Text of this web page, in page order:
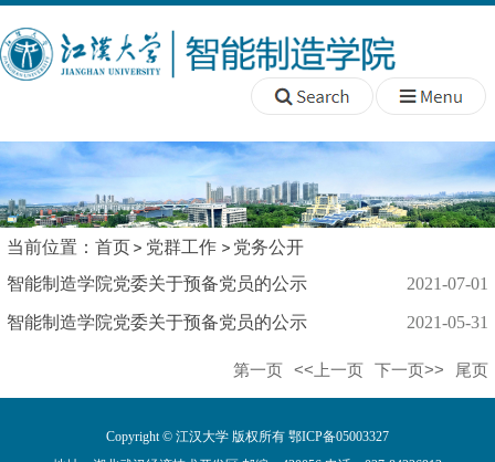
当前位置： 首页 党群工作
党务公开
智能制造学院党委关于预备党员的公示
2021-07-01
智能制造学院党委关于预备党员的公示 2021-05-31
第一页 <<上一页 下一页>> 尾页
Copyright © 江汉大学 版权所有 鄂ICP备05003327